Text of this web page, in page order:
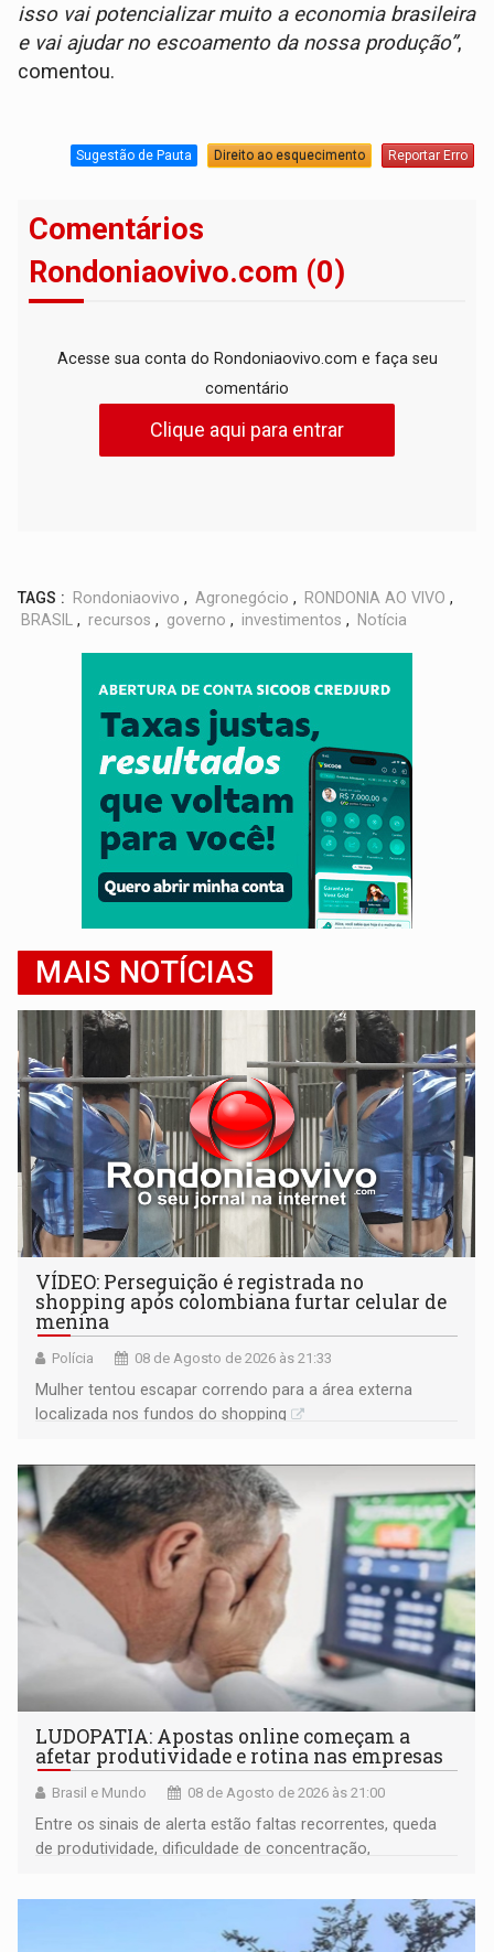
isso vai potencializar muito a economia brasileira
e vai ajudar no escoamento da nossa produção”,
comentou.
Sugestão de Pauta Direito ao esquecimento Reportar Erro
Comentários
Rondoniaovivo.com (0)
Acesse sua conta do Rondoniaovivo.com e faça seu
comentário
Clique aqui para entrar
TAGS : Rondoniaovivo , Agronegócio , RONDONIA AO VIVO ,
BRASIL , recursos , governo , investimentos , Notícia
MAIS NOTÍCIAS
VÍDEO: Perseguição é registrada no
shopping após colombiana furtar celular de
menina
Polícia 08 de Agosto de 2026 às 21:33
Mulher tentou escapar correndo para a área externa
localizada nos fundos do shopping
LUDOPATIA: Apostas online começam a
afetar produtividade e rotina nas empresas
Brasil e Mundo 08 de Agosto de 2026 às 21:00
Entre os sinais de alerta estão faltas recorrentes, queda
de produtividade, dificuldade de concentração,